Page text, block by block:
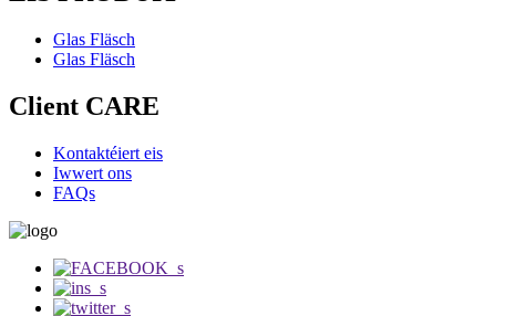
Glas Fläsch
Glas Fläsch
Client CARE
Kontaktéiert eis
Iwwert ons
FAQs